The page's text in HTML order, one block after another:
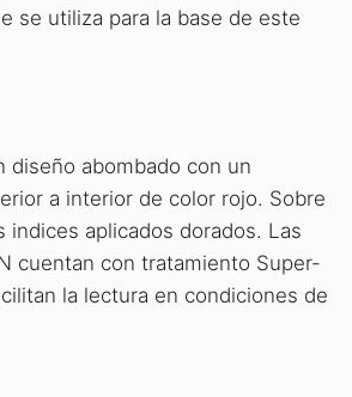
se utiliza para la base de este
diseño abombado con un
a interior de color rojo. Sobre
indices aplicados dorados. Las
cuentan con tratamiento Super-
la lectura en condiciones de